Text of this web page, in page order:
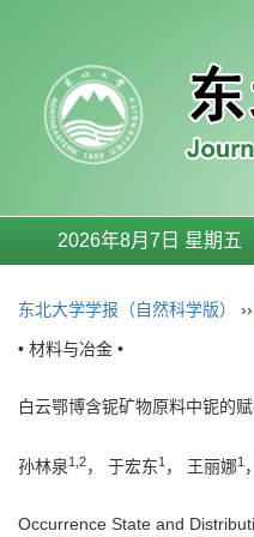
2026年8月7日 星期五
东北大学学报（自然科学版） ››
• 材料与冶金 •
白云鄂博含铌矿物原料中铌的
孙林泉1,2， 于宏东1 ， 王丽娜1
Occurrence State and